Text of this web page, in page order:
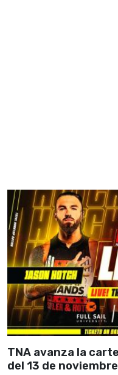
TNA avanza la
del 13 de noviembre